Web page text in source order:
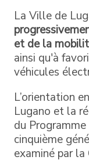
La Ville de
et de la
ainsi qu'à
véhicules
L’orientation
Lugano et la
du
cinquième
examiné par